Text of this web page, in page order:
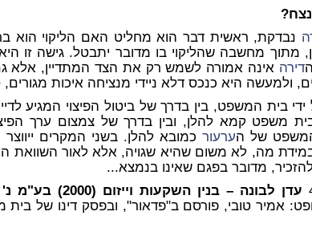
נבדקת, ראשית דבר הוא מחליט האם הליקוי הוא בר
מתוך מחשבה שהליקוי בו מדובר יתבטל. גישה זו
דירה אינה אמורה לשמש רק את הצד המתדיין, אלא
ולמעשה היא כנכס דלא ניידי מנציחה איכות
בית המשפט, בין בדרך של ביטול הפיצוי המגיע
משפט קמא להלן, ובין בדרך של צמצום ערך
המשפט של הערעור כמובא להלן. בשני המקרים
מה, לא משום שהיא שגויה, אלא לאור השוואת
מדובר בפגם שאינו בנמצא...
עדן לבונה – בנין השקעות וייזום (2000) בע"מ נ' בגליקוב,
אמיר טובי, פורסם ב"פדאור", ובפסק דינו של